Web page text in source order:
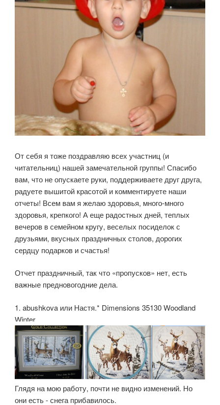
От себя я тоже поздравляю всех участниц (и
читательниц) нашей замечательной группы! Спасибо
вам, что не опускаете руки, поддерживаете друг друга,
радуете вышитой красотой и комментируете наши
отчеты! Всем вам я желаю здоровья, много-много
здоровья, крепкого! А еще радостных дней, теплых
вечеров в семейном кругу, веселых посиделок с
друзьями, вкусных праздничных столов, дорогих
сердцу подарков и счастья!
Отчет праздничный, так что «пропусков» нет, есть
важные предновогодние дела.
1. abushkova или Настя.* Dimensions 35130 Woodland
Winter.
Глядя на мою работу, почти не видно изменений. Но
они есть - снега прибавилось.